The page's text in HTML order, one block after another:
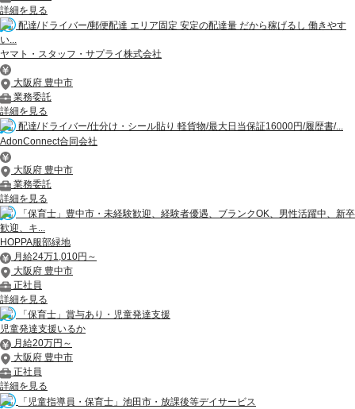
詳細を見る
配達/ドライバー/郵便配達 エリア固定 安定の配達量 だから稼げるし 働きやす
い...
ヤマト・スタッフ・サプライ株式会社
大阪府 豊中市
業務委託
詳細を見る
配達/ドライバー/仕分け・シール貼り 軽貨物/最大日当保証16000円/履歴書/...
AdonConnect合同会社
大阪府 豊中市
業務委託
詳細を見る
「保育士」豊中市・未経験歓迎、経験者優遇、ブランクOK、男性活躍中、新卒
歓迎、キ...
HOPPA服部緑地
月給24万1,010円～
大阪府 豊中市
正社員
詳細を見る
「保育士」賞与あり・児童発達支援
児童発達支援いるか
月給20万円～
大阪府 豊中市
正社員
詳細を見る
「児童指導員・保育士」池田市・放課後等デイサービス